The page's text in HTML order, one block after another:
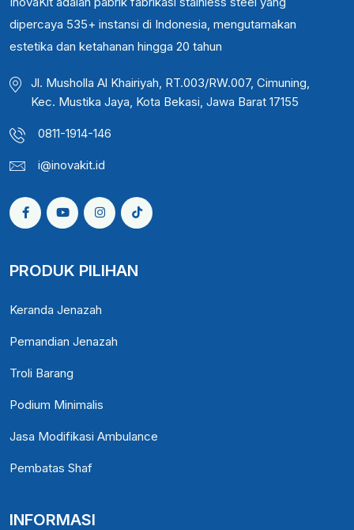
dipercaya 535+ instansi di Indonesia, mengutamakan
estetika dan ketahanan hingga 20 tahun
Jl. Musholla Al Khairiyah, RT.003/RW.007, Cimuning,
Kec. Mustika Jaya, Kota Bekasi, Jawa Barat 17155
0811-1914-146
i@inovakit.id
PRODUK PILIHAN
Keranda Jenazah
Pemandian Jenazah
Troli Barang
Podium Minimalis
Jasa Modifikasi Ambulance
Pembatas Shaf
INFORMASI